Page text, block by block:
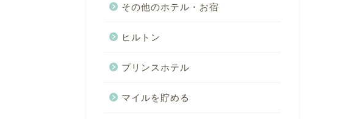
その他のホテル・お宿
ヒルトン
プリンスホテル
マイルを貯める